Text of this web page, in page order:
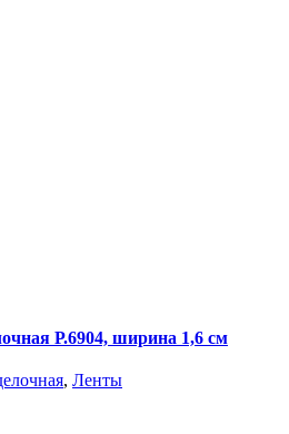
Р.6904, ширина 1,6 см
, Ленты